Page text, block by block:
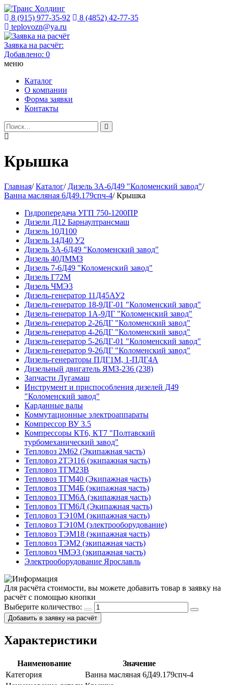
8 (915) 977-35-92
8 (4852) 42-77-35
teplovozn@ya.ru
Заявка на расчёт:
Добавлено: 0
меню
Каталог
О компании
Форма заявки
Контакты
Крышка
Главная/ Каталог/ Дизель 3А-6Д49 "Коломенский завод"/
Ванна масляная 6Д49.179спч-4/ Крышка
Гидропередача УГП 750-1200ПР
Дизели Д12 Барнаултрансмаш
Дизель 10Д100
Дизель 14Д40 У2
Дизель 3А-6Д49 "Коломенский завод"
Дизель 40ДММЗ
Дизель 7-6Д49 "Коломенский завод"
Дизель Г72М
Дизель ЧМЭ3
Дизель-генератор 11Д45АУ2
Дизель-генератор 18-9ДГ-01 "Коломенский завод"
Дизель-генератор 1А-9ДГ "Коломенский завод"
Дизель-генератор 2-26ДГ "Коломенский завод"
Дизель-генератор 4-26ДГ "Коломенский завод"
Дизель-генератор 5-26ДГ-01 "Коломенский завод"
Дизель-генератор 9-26ДГ "Коломенский завод"
Дизель-генераторы ПДГ1М, 1-ПДГ4А
Дизельный двигатель ЯМЗ-236 (238)
Запчасти Лугамаш
Инструмент и приспособления дизелей Д49
"Коломенский завод"
Карданные валы
Коммутационные электроаппараты
Компрессор ВУ 3.5
Компрессоры КТ6, КТ7 "Полтавский
турбомеханический завод"
Тепловоз 2М62 (Экипажная часть)
Тепловоз 2ТЭ116 (экипажная часть)
Тепловоз ТГМ23В
Тепловоз ТГМ40 (Экипажная часть)
Тепловоз ТГМ4Б (экипажная часть)
Тепловоз ТГМ6А (экипажная часть)
Тепловоз ТГМ6Д (Экипажная часть)
Тепловоз ТЭ10М (экипажная часть)
Тепловоз ТЭ10М (электрооборудование)
Тепловоз ТЭМ18 (экипажная часть)
Тепловоз ТЭМ2 (экипажная часть)
Тепловоз ЧМЭ3 (экипажная часть)
Электрооборудование Ярославль
Для расчёта стоимости, вы можете добавить товар в заявку на
расчёт с помощью кнопки
Выберите количество:
Добавить в заявку на расчёт
Характеристики
Наименование
Значение
Категория
Ванна масляная 6Д49.179спч-4